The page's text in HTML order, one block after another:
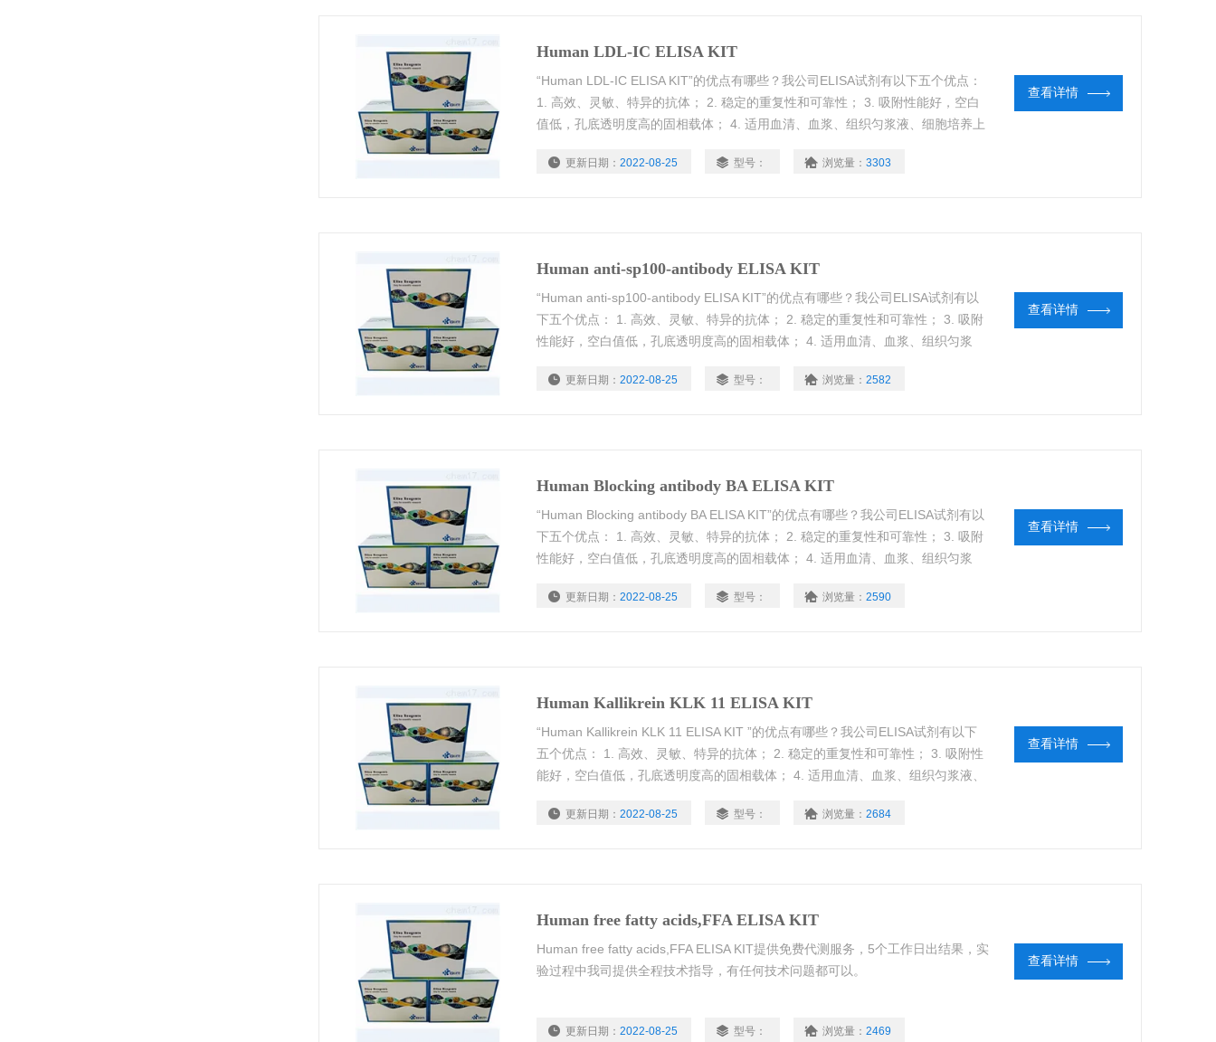
Human LDL-IC ELISA KIT
“Human LDL-IC ELISA KIT”的优点有哪些？我公司ELISA试剂有以下五个优点：
1. 高效、灵敏、特异的抗体； 2. 稳定的重复性和可靠性； 3. 吸附性能好，空白
值低，孔底透明度高的固相载体； 4. 适用血清、血浆、组织匀浆液、细胞培养上
更新日期： 2022-08-25 型号： 浏览量： 3303
查看详情
Human anti-sp100-antibody ELISA KIT
“Human anti-sp100-antibody ELISA KIT”的优点有哪些？我公司ELISA试剂有以
下五个优点： 1. 高效、灵敏、特异的抗体； 2. 稳定的重复性和可靠性； 3. 吸附
性能好，空白值低，孔底透明度高的固相载体； 4. 适用血清、血浆、组织匀浆
更新日期： 2022-08-25 型号： 浏览量： 2582
查看详情
Human Blocking antibody BA ELISA KIT
“Human Blocking antibody BA ELISA KIT”的优点有哪些？我公司ELISA试剂有以
下五个优点： 1. 高效、灵敏、特异的抗体； 2. 稳定的重复性和可靠性； 3. 吸附
性能好，空白值低，孔底透明度高的固相载体； 4. 适用血清、血浆、组织匀浆
更新日期： 2022-08-25 型号： 浏览量： 2590
查看详情
Human Kallikrein KLK 11 ELISA KIT
“Human Kallikrein KLK 11 ELISA KIT ”的优点有哪些？我公司ELISA试剂有以下
五个优点： 1. 高效、灵敏、特异的抗体； 2. 稳定的重复性和可靠性； 3. 吸附性
能好，空白值低，孔底透明度高的固相载体； 4. 适用血清、血浆、组织匀浆液、
更新日期： 2022-08-25 型号： 浏览量： 2684
查看详情
Human free fatty acids,FFA ELISA KIT
Human free fatty acids,FFA ELISA KIT提供免费代测服务，5个工作日出结果，实
验过程中我司提供全程技术指导，有任何技术问题都可以。
更新日期： 2022-08-25 型号： 浏览量： 2469
查看详情